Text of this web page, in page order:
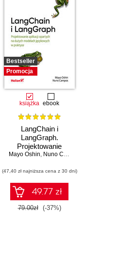
Bestseller
Promocja
książka ebook
LangChain i
LangGraph.
Projektowanie
aplikacji opartych
modelach
językowych w
praktyce
Mayo Oshin, Nuno Campos
(47,40 zł najniższa cena z 30 dni)
49.77 zł
79.00zł (-37%)